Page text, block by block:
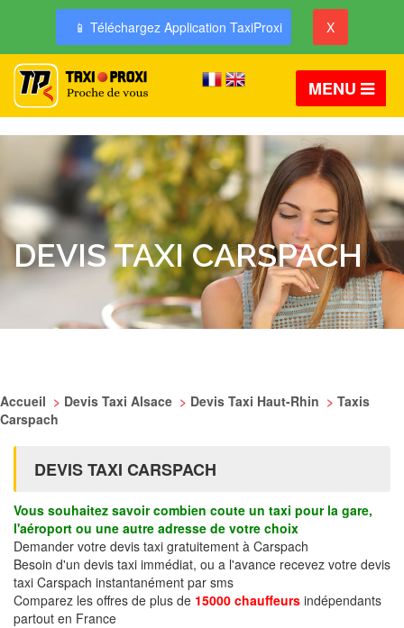
📱 Téléchargez Application TaxiProxi X
MENU
DEVIS TAXI CARSPACH
Accueil > Devis Taxi Alsace > Devis Taxi Haut-Rhin > Taxis
Carspach
DEVIS TAXI CARSPACH
Vous souhaitez savoir combien coute un taxi pour la gare,
l'aéroport ou une autre adresse de votre choix
Demander votre devis taxi gratuitement à Carspach
Besoin d'un devis taxi immédiat, ou a l'avance recevez votre devis
taxi Carspach instantanément par sms
Comparez les offres de plus de 15000 chauffeurs indépendants
partout en France